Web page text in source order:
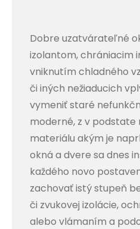
Dobre uzatvárateľné
izolantom, chrániacim
vniknutím chladného
či iných nežiaducich
vymeniť staré
moderné, z v podstate
materiálu akým je
okná a dvere sa dnes
každého novo
zachovať istý stupeň
či zvukovej izolácie,
alebo vlámaním a